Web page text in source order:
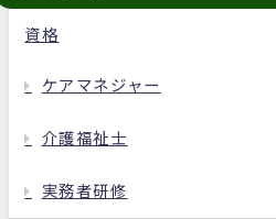
資格
ケアマネジャー
介護福祉士
実務者研修